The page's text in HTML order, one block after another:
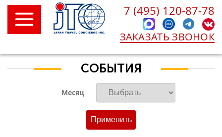
7 (495) 120-87-78
ЗАКАЗАТЬ ЗВОНОК
СОБЫТИЯ
Месяц
Применить